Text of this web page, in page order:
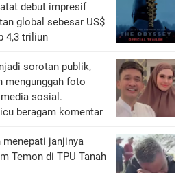
debut impresif
global sebesar US$
4,3 triliun
sorotan publik,
mengunggah foto
sosial.
beragam komentar
menepati janjinya
Temon di TPU Tanah